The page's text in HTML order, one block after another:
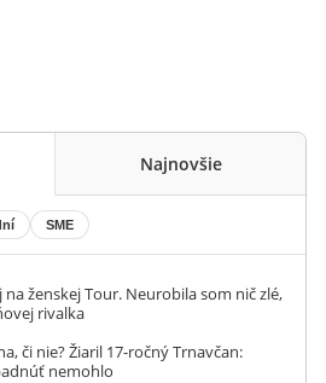
Najnovšie
SME
ženskej Tour. Neurobila som nič zlé,
rivalka
či nie? Žiaril 17-ročný Trnavčan:
nemohlo